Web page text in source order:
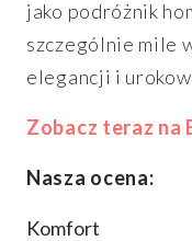
jako podróżnik
szczególnie mile
elegancji i
Zobacz teraz na
Nasza ocena:
Komfort